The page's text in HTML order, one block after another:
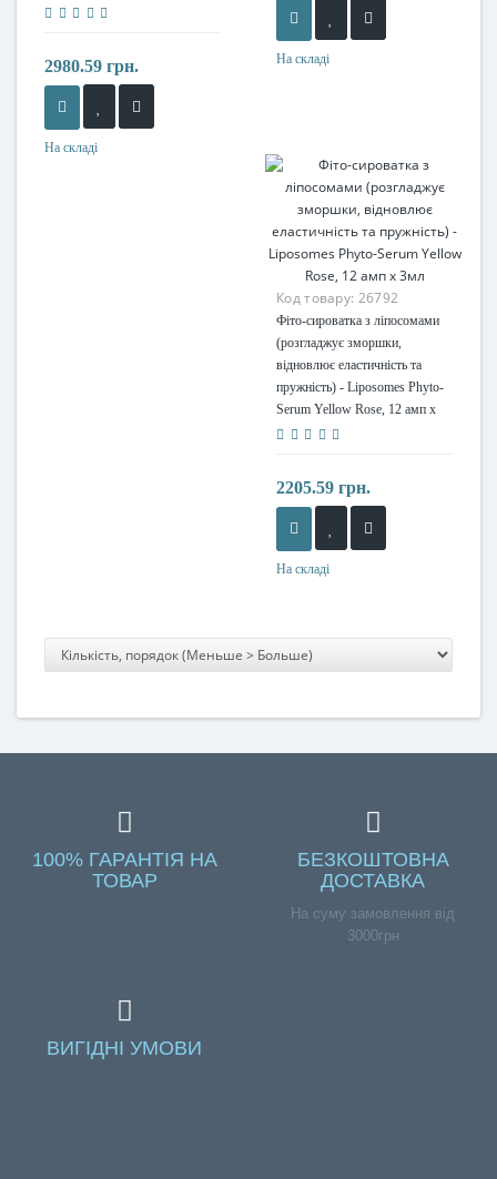
Cellular liposomes bio-serum
2980.59 грн.
На складі
На складі
Код товару: 26792
Фіто-сироватка з ліпосомами
(розгладжує зморшки,
відновлює еластичність та
пружність) - Liposomes Phyto-
Serum Yellow Rose, 12 амп x
3мл
2205.59 грн.
На складі
100% ГАРАНТІЯ НА
ТОВАР
БЕЗКОШТОВНА
ДОСТАВКА
На суму замовлення від
3000грн
ВИГІДНІ УМОВИ